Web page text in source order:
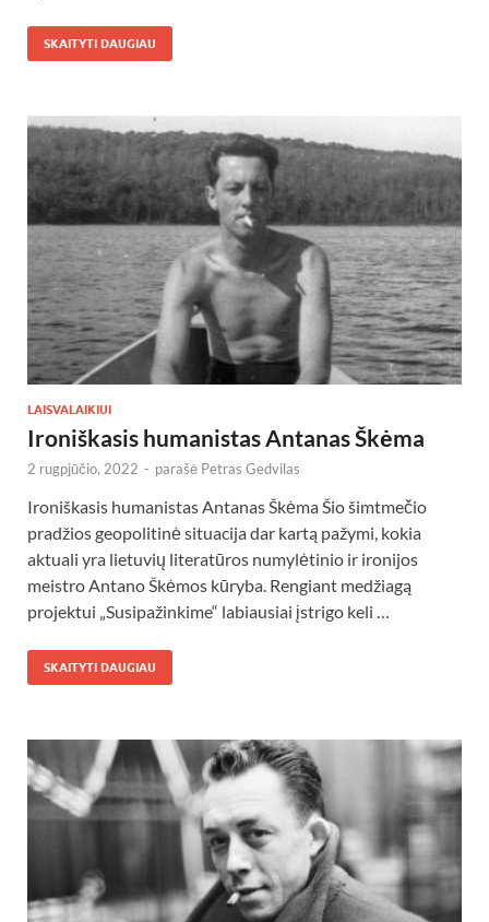
SKAITYTI DAUGIAU
LAISVALAIKIUI
Ironiškasis humanistas Antanas Škėma
2 rugpjūčio, 2022 - parašė Petras Gedvilas
Ironiškasis humanistas Antanas Škėma Šio šimtmečio
pradžios geopolitinė situacija dar kartą pažymi, kokia
aktuali yra lietuvių literatūros numylėtinio ir ironijos
meistro Antano Škėmos kūryba. Rengiant medžiagą
projektui „Susipažinkime“ labiausiai įstrigo keli …
SKAITYTI DAUGIAU